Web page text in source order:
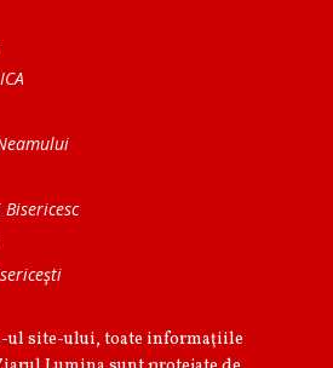
ul site-ului, toate informaţiile